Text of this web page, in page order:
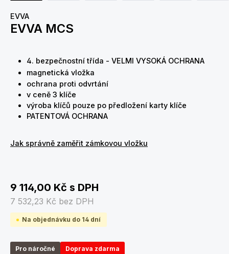
EVVA
EVVA MCS
4. bezpečnostní třída - VELMI VYSOKÁ OCHRANA
magnetická vložka
ochrana proti odvrtání
v ceně 3 klíče
výroba klíčů pouze po předložení karty klíče
PATENTOVÁ OCHRANA
Jak správně zaměřit zámkovou vložku
9 114,00 Kč s DPH
7 532,23 Kč bez DPH
Na objednávku do 14 dní
Pro náročné Doprava zdarma